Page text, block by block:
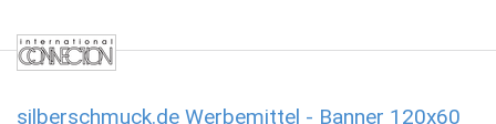
silberschmuck.de Werbemittel - Banner 120x60